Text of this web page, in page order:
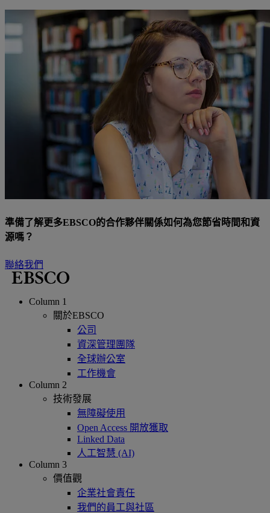
準備了解更多EBSCO的合作夥伴關係如何為您節省時間和資
源嗎？
聯絡我們
Column 1
關於EBSCO
公司
資深管理團隊
全球辦公室
工作機會
Column 2
技術發展
無障礙使用
Open Access 開放獲取
Linked Data
人工智慧 (AI)
Column 3
價值觀
企業社會責任
我們的員工與社區